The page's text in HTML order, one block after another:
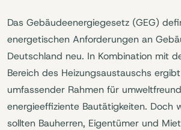
Das Gebäudeenergiegesetz (GEG)
energetischen Anforderungen an
Deutschland neu. In Kombination mit
Bereich des Heizungsaustauschs
umfassender Rahmen für
energieeffiziente Bautätigkeiten. Doch
sollten Bauherren, Eigentümer und